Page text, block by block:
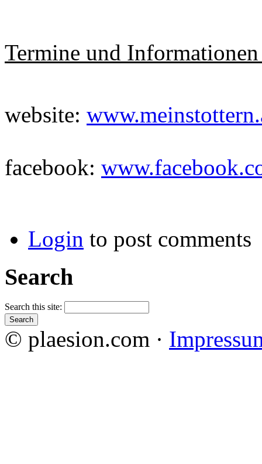
Termine und
website:
facebook:
Login to post comments
Search
Search this site:
© plaesion.com ·